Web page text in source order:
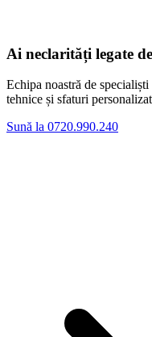
Ai neclarități legate
Echipa noastră de
tehnice și sfaturi
Sună la 0720.990.240